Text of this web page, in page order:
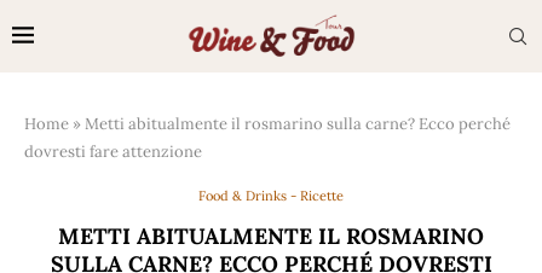
Home »Metti abitualmente il rosmarino sulla carne? Ecco perché
dovresti fare attenzione
Food & Drinks - Ricette
METTI ABITUALMENTE IL ROSMARINO
SULLA CARNE? ECCO PERCHÉ DOVRESTI